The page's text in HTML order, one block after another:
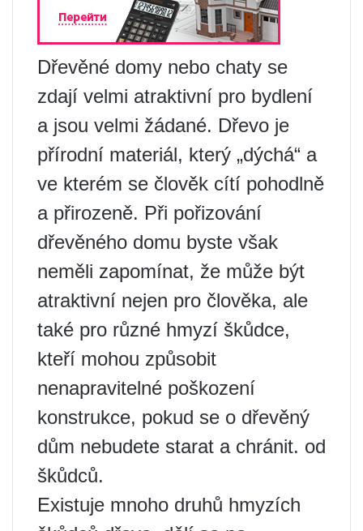
Dřevěné domy nebo chaty se
zdají velmi atraktivní pro bydlení
a jsou velmi žádané. Dřevo je
přírodní materiál, který „dýchá“ a
ve kterém se člověk cítí pohodlně
a přirozeně. Při pořizování
dřevěného domu byste však
neměli zapomínat, že může být
atraktivní nejen pro člověka, ale
také pro různé hmyzí škůdce,
kteří mohou způsobit
nenapravitelné poškození
konstrukce, pokud se o dřevěný
dům nebudete starat a chránit. od
škůdců.
Existuje mnoho druhů hmyzích